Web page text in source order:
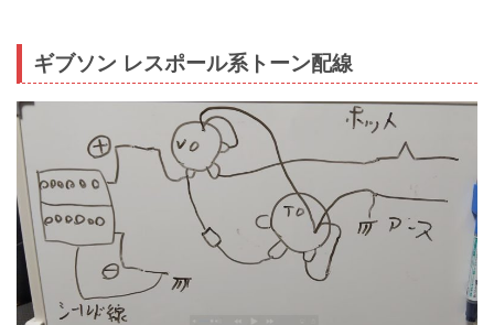
ギブソン レスポール系トーン配線